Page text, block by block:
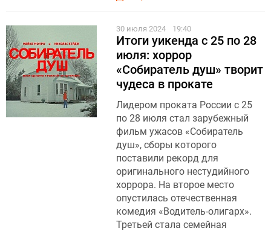
30 июля 2024 19:40
Итоги уикенда с 25 по 28
июля: хоррор
«Собиратель душ» творит
чудеса в прокате
Лидером проката России с 25
по 28 июля стал зарубежный
фильм ужасов «Собиратель
душ», сборы которого
поставили рекорд для
оригинального нестудийного
хоррора. На второе место
опустилась отечественная
комедия «Водитель-олигарх».
Третьей стала семейная